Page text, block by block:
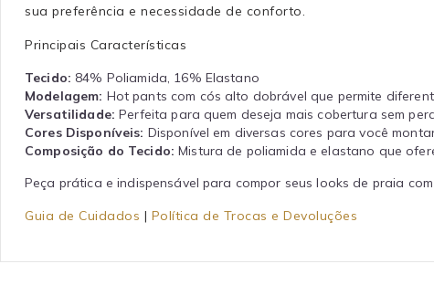
sua preferência e necessidade de conforto.
Principais Características
Tecido: 84% Poliamida, 16% Elastano
Modelagem: Hot pants com cós alto dobrável que permite
Versatilidade: Perfeita para quem deseja mais cobertura sem
Cores Disponíveis: Disponível em diversas cores para você
Composição do Tecido: Mistura de poliamida e elastano que
Peça prática e indispensável para compor seus looks de praia
Guia de Cuidados | Política de Trocas e Devoluções